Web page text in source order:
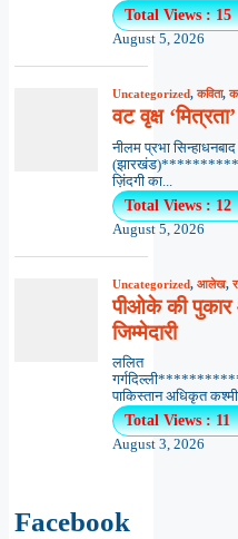
Total Views : 15
August 5, 2026
Uncategorized,कविता,
वट वृक्ष ‘मित्रता’
नीलम प्रभा सिन्हाधनबाद
ज़िंदगी का...
Total Views : 12
August 5, 2026
Uncategorized, आलेख,
पीओके की पुकार
जिम्मेदारी
ललित
पाकिस्तान अधिकृत
Total Views : 11
August 3, 2026
Facebook